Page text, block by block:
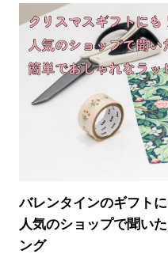
バレンタインのギフト
人気のショップで聞い
ング